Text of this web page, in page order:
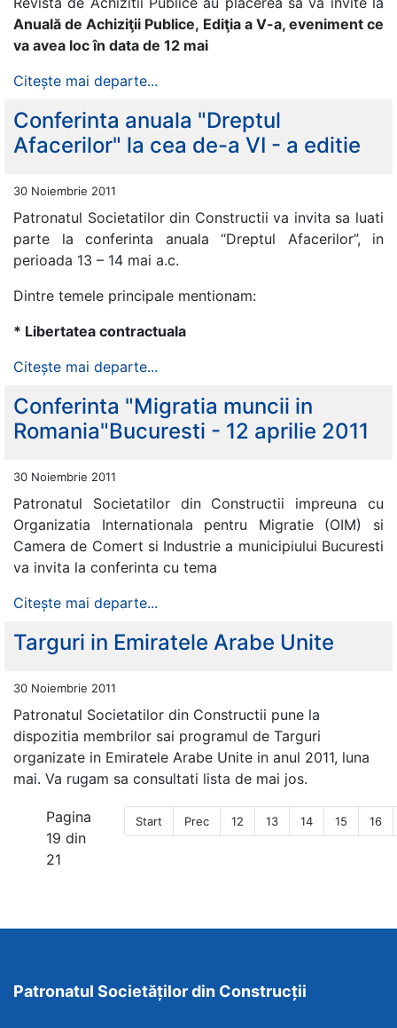
Anuală de Achiziţii Publice, Ediţia a V-a, eveniment ce
va avea loc în data de 12 mai
Citește mai departe...
Conferinta anuala "Dreptul
Afacerilor" la cea de-a VI - a editie
30 Noiembrie 2011
Patronatul Societatilor din Constructii va invita sa luati
parte la conferinta anuala “Dreptul Afacerilor”, in
perioada 13 – 14 mai a.c.
Dintre temele principale mentionam:
* Libertatea contractuala
Citește mai departe...
Conferinta "Migratia muncii in
Romania"Bucuresti - 12 aprilie 2011
30 Noiembrie 2011
Patronatul Societatilor din Constructii impreuna cu
Organizatia Internationala pentru Migratie (OIM) si
Camera de Comert si Industrie a municipiului Bucuresti
va invita la conferinta cu tema
Citește mai departe...
Targuri in Emiratele Arabe Unite
30 Noiembrie 2011
Patronatul Societatilor din Constructii pune la
dispozitia membrilor sai programul de Targuri
organizate in Emiratele Arabe Unite in anul 2011, luna
mai. Va rugam sa consultati lista de mai jos.
Pagina
19 din
21
Start Prec 12 13 14 15 16
Patronatul Societăților din Construcții